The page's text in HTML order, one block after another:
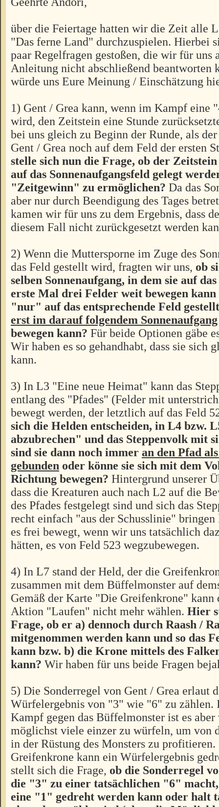
über die Feiertage hatten wir die Zeit alle
"Das ferne Land" durchzuspielen. Hierbei
paar Regelfragen gestoßen, die wir für uns
Anleitung nicht abschließend beantworten
würde uns Eure Meinung / Einschätzung
1) Gent / Grea kann, wenn im Kampf eine
wird, den Zeitstein eine Stunde
bei uns gleich zu Beginn der Runde, als
Gent / Grea noch auf dem Feld der ersten
stelle sich nun die Frage, ob der
auf das Sonnenaufgangsfeld gelegt
"Zeitgewinn" zu ermöglichen? Da das
aber nur durch Beendigung des Tages
kamen wir für uns zu dem Ergebnis, dass
diesem Fall nicht zurückgesetzt werden
2) Wenn die Muttersporne im Zuge des
das Feld gestellt wird, fragten wir uns, ob
selben Sonnenaufgang, in dem sie auf
erste Mal drei Felder weit bewegen
"nur" auf das entsprechende Feld
erst im darauf folgendem Sonnenaufgang
bewegen kann? Für beide Optionen gäbe
Wir haben es so gehandhabt, dass sie sich
kann.
3) In L3 "Eine neue Heimat" kann das
entlang des "Pfades" (Felder mit
bewegt werden, der letztlich auf das Feld
sich die Helden entscheiden, in L4 bzw.
abzubrechen" und das Steppenvolk mit
sind sie dann noch immer an den Pfad
gebunden oder könne sie sich mit dem
Richtung bewegen? Hintergrund unserer
dass die Kreaturen auch nach L2 auf die
des Pfades festgelegt sind und sich das
recht einfach "aus der Schusslinie"
es frei bewegt, wenn wir uns tatsächlich
hätten, es von Feld 523 wegzubewegen.
4) In L7 stand der Held, der die
zusammen mit dem Büffelmonster auf
Gemäß der Karte "Die Greifenkrone" kann
Aktion "Laufen" nicht mehr wählen. Hier
Frage, ob er a) dennoch durch Raash /
mitgenommen werden kann und so das
kann bzw. b) die Krone mittels des
kann? Wir haben für uns beide Fragen
5) Die Sonderregel von Gent / Grea erlaut
Würfelergebnis von "3" wie "6" zu zählen.
Kampf gegen das Büffelmonster ist es
möglichst viele einzer zu würfeln, um von
in der Rüstung des Monsters zu
Greifenkrone kann ein Würfelergebnis
stellt sich die Frage, ob die Sonderregel
die "3" zu einer tatsächlichen "6"
eine "1" gedreht werden kann oder halt